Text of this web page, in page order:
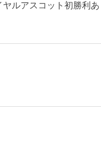
ルアスコット初勝利あ